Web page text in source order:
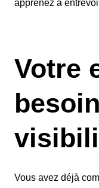
apprenez à
Votre
Vous avez déjà